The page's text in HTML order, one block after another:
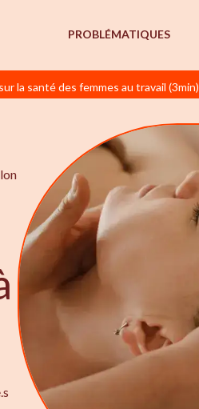
PROBLÉMATIQUES
la santé des femmes au travail (3min)